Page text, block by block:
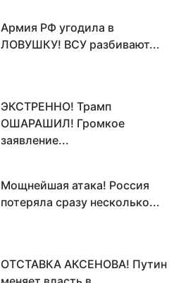
Армия РФ угодила в
ЛОВУШКУ! ВСУ разбивают...
ЭКСТРЕННО! Трамп
ОШАРАШИЛ! Громкое
заявление...
Мощнейшая атака! Россия
потеряла сразу несколько...
ОТСТАВКА АКСЕНОВА! Путин